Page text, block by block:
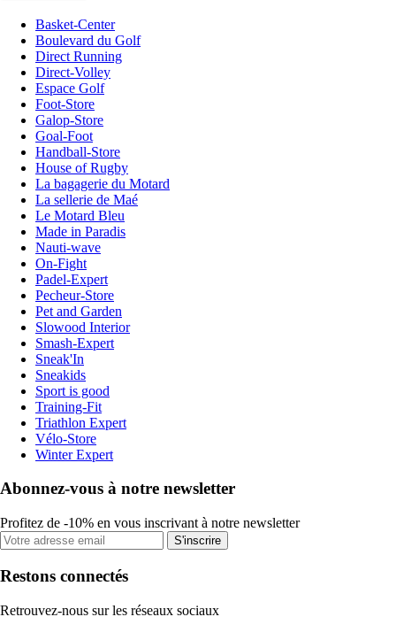
Basket-Center
Boulevard du Golf
Direct Running
Direct-Volley
Espace Golf
Foot-Store
Galop-Store
Goal-Foot
Handball-Store
House of Rugby
La bagagerie du Motard
La sellerie de Maé
Le Motard Bleu
Made in Paradis
Nauti-wave
On-Fight
Padel-Expert
Pecheur-Store
Pet and Garden
Slowood Interior
Smash-Expert
Sneak'In
Sneakids
Sport is good
Training-Fit
Triathlon Expert
Vélo-Store
Winter Expert
Abonnez-vous à notre newsletter
Profitez de -10% en vous inscrivant à notre newsletter
S'inscrire
Restons connectés
Retrouvez-nous sur les réseaux sociaux